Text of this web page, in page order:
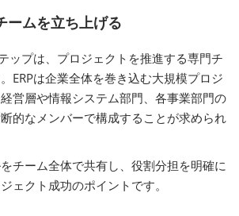
ムを立ち上げる
ップは、プロジェクトを推進する専門チ
ERPは企業全体を巻き込む大規模プロジ
営層や情報システム部門、各事業部門の
的なメンバーで構成することが求められ
チーム全体で共有し、役割分担を明確に
ェクト成功のポイントです。